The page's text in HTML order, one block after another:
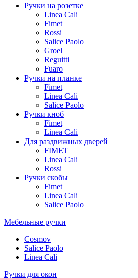
Ручки на розетке
Linea Cali
Fimet
Rossi
Salice Paolo
Groel
Reguitti
Fuaro
Ручки на планке
Fimet
Linea Cali
Salice Paolo
Ручки кноб
Fimet
Linea Cali
Для раздвижных дверей
FIMET
Linea Cali
Rossi
Ручки скобы
Fimet
Linea Cali
Salice Paolo
Мебельные ручки
Cosmov
Salice Paolo
Linea Cali
Ручки для окон